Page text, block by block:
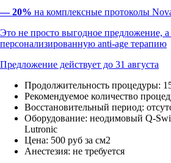
— 20% на комплексные протоколы
Это не просто выгодное предложение,
персонализированную anti-age терапию
Предложение действует до 31 августа
Продолжительность процедуры:
Рекомендуемое количество
Восстановительный период:
Оборудование: неодимовый Q-
Lutronic
Цена: 500 руб за см2
Анестезия: не требуется